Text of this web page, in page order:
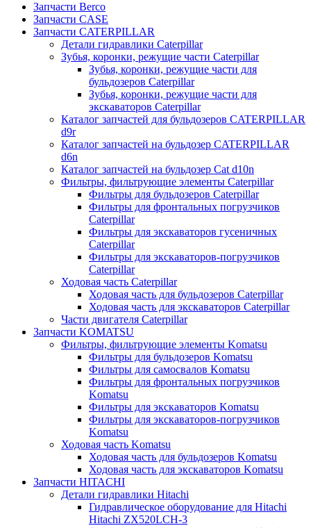
Запчасти Berco
Запчасти CASE
Запчасти CATERPILLAR
Детали гидравлики Caterpillar
Зубья, коронки, режущие части Caterpillar
Зубья, коронки, режущие части для
бульдозеров Caterpillar
Зубья, коронки, режущие части для
экскаваторов Caterpillar
Каталог запчастей для бульдозеров CATERPILLAR
d9r
Каталог запчастей на бульдозер CATERPILLAR
d6n
Каталог запчастей на бульдозер Сat d10n
Фильтры, фильтрующие элементы Caterpillar
Фильтры для бульдозеров Caterpillar
Фильтры для фронтальных погрузчиков
Caterpillar
Фильтры для экскаваторов гусеничных
Caterpillar
Фильтры для экскаваторов-погрузчиков
Caterpillar
Ходовая часть Caterpillar
Ходовая часть для бульдозеров Caterpillar
Ходовая часть для экскаваторов Caterpillar
Части двигателя Caterpillar
Запчасти KOMATSU
Фильтры, фильтрующие элементы Komatsu
Фильтры для бульдозеров Komatsu
Фильтры для самосвалов Komatsu
Фильтры для фронтальных погрузчиков
Komatsu
Фильтры для экскаваторов Komatsu
Фильтры для экскаваторов-погрузчиков
Komatsu
Ходовая часть Komatsu
Ходовая часть для бульдозеров Komatsu
Ходовая часть для экскаваторов Komatsu
Запчасти HITACHI
Детали гидравлики Hitachi
Гидравлическое оборудование для Hitachi
Hitachi ZX520LCH-3